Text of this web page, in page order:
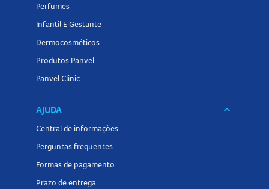
Perfumes
Infantil E Gestante
Dermocosméticos
Produtos Panvel
Panvel Clinic
AJUDA keyboard_arrow_down
Central de informações
Perguntas frequentes
Formas de pagamento
Prazo de entrega